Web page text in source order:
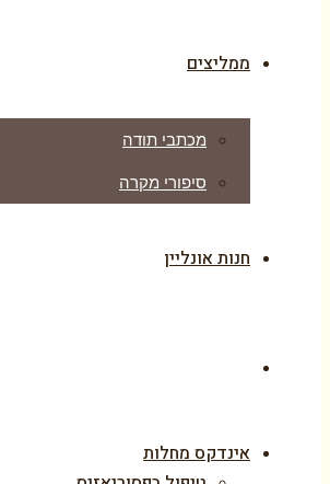
ממליצים
מכתבי תודה
סיפורי מקרה
חנות אונליין
אינדקס מחלות